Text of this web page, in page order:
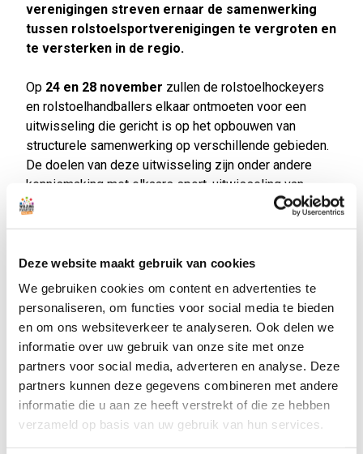
Deze website maakt gebruik van cookies
We gebruiken cookies om content en advertenties te
personaliseren, om functies voor social media te bieden
en om ons websiteverkeer te analyseren. Ook delen we
informatie over uw gebruik van onze site met onze
partners voor social media, adverteren en analyse. Deze
partners kunnen deze gegevens combineren met andere
informatie die u aan ze heeft verstrekt of die ze hebben
verzameld op basis van uw gebruik van hun services.
verenigingen streven ernaar de samenwerking
tussen rolstoelsportverenigingen te vergroten en
te versterken in de regio.
Op 24 en 28 november zullen de rolstoelhockeyers
en rolstoelhandballers elkaar ontmoeten voor een
uitwisseling die gericht is op het opbouwen van
structurele samenwerking op verschillende gebieden.
De doelen van deze uitwisseling zijn onder andere
kennismaking met elkaars sport, uitwisseling van
hulpmiddelen zoals sportrolstoelen, het organiseren
kennis onder bestuurders, trainers en vrijwilligers
rondom aangepaste sport en inclusie.
Programma van de Uitwisseling:
Vrijdag 24 november (van 17.30 uur tot 18.45 uur,
Locatie: Sporthal de Tulp, Voorhout):
• Welkomstwoord
• Training + wedstrijd Rolstoelhandbal
• Afsluiting met een hapje en een drankje